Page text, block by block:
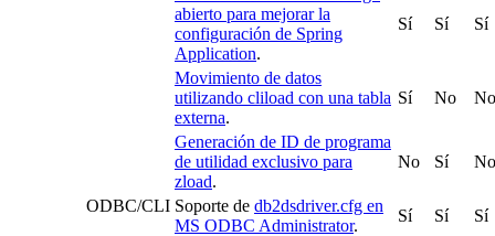
abierto para mejorar la
configuración de Spring
Application.
Sí Sí Sí
ODBC/CLI
Movimiento de datos
utilizando cliload con una tabla
externa.
Sí No No
Generación de ID de programa
de utilidad exclusivo para
zload.
No Sí No
Soporte de db2dsdriver.cfg en
MS ODBC Administrator.
Sí Sí
Sí